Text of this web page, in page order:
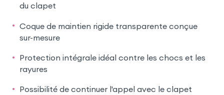
du clapet
Coque de maintien rigide transparente conçue
sur-mesure
Protection intégrale idéal contre les chocs et les
rayures
Possibilité de continuer l'appel avec le clapet